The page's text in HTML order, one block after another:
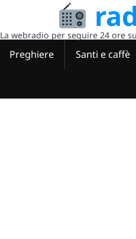
La webradio per seguire 24 ore
Preghiere Santi e caffè